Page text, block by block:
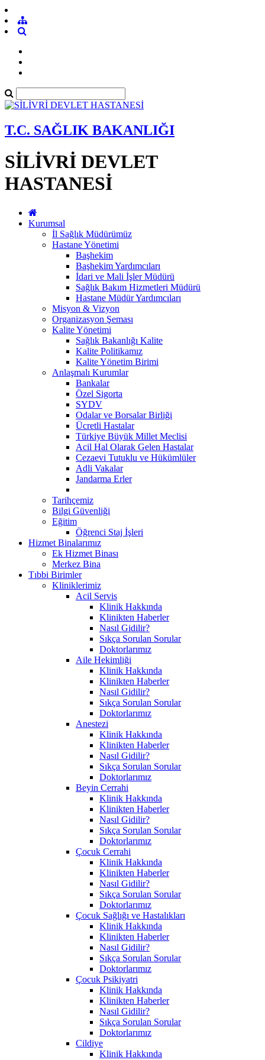
T.C. SAĞLIK BAKANLIĞI
SİLİVRİ DEVLET
HASTANESİ
Kurumsal
İl Sağlık Müdürümüz
Hastane Yönetimi
Başhekim
Başhekim Yardımcıları
İdari ve Mali İşler Müdürü
Sağlık Bakım Hizmetleri Müdürü
Hastane Müdür Yardımcıları
Misyon & Vizyon
Organizasyon Şeması
Kalite Yönetimi
Sağlık Bakanlığı Kalite
Kalite Politikamız
Kalite Yönetim Birimi
Anlaşmalı Kurumlar
Bankalar
Özel Sigorta
SYDV
Odalar ve Borsalar Birliği
Ücretli Hastalar
Türkiye Büyük Millet Meclisi
Acil Hal Olarak Gelen Hastalar
Cezaevi Tutuklu ve Hükümlüler
Adli Vakalar
Jandarma Erler
Tarihçemiz
Bilgi Güvenliği
Eğitim
Öğrenci Staj İşleri
Hizmet Binalarımız
Ek Hizmet Binası
Merkez Bina
Tıbbi Birimler
Kliniklerimiz
Acil Servis
Klinik Hakkında
Klinikten Haberler
Nasıl Gidilir?
Sıkça Sorulan Sorular
Doktorlarımız
Aile Hekimliği
Klinik Hakkında
Klinikten Haberler
Nasıl Gidilir?
Sıkça Sorulan Sorular
Doktorlarımız
Anestezi
Klinik Hakkında
Klinikten Haberler
Nasıl Gidilir?
Sıkça Sorulan Sorular
Doktorlarımız
Beyin Cerrahi
Klinik Hakkında
Klinikten Haberler
Nasıl Gidilir?
Sıkça Sorulan Sorular
Doktorlarımız
Çocuk Cerrahi
Klinik Hakkında
Klinikten Haberler
Nasıl Gidilir?
Sıkça Sorulan Sorular
Doktorlarımız
Çocuk Sağlığı ve Hastalıkları
Klinik Hakkında
Klinikten Haberler
Nasıl Gidilir?
Sıkça Sorulan Sorular
Doktorlarımız
Çocuk Psikiyatri
Klinik Hakkında
Klinikten Haberler
Nasıl Gidilir?
Sıkça Sorulan Sorular
Doktorlarımız
Cildiye
Klinik Hakkında